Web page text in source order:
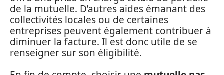
de la mutuelle. D’autres aides émanant des
collectivités locales ou de certaines
entreprises peuvent également contribuer à
diminuer la facture. Il est donc utile de se
renseigner sur son éligibilité.